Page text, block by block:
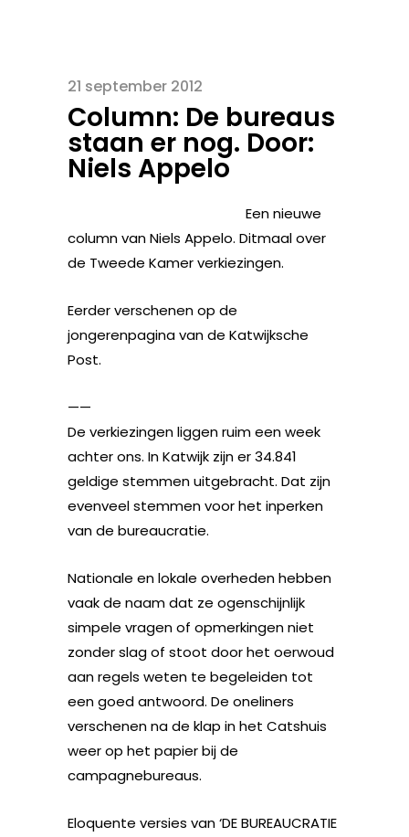
21 september 2012
Column: De bureaus
staan er nog. Door:
Niels Appelo
Een nieuwe
column van Niels Appelo. Ditmaal over
de Tweede Kamer verkiezingen.
Eerder verschenen op de
jongerenpagina van de Katwijksche
Post.
——
De verkiezingen liggen ruim een week
achter ons. In Katwijk zijn er 34.841
geldige stemmen uitgebracht. Dat zijn
evenveel stemmen voor het inperken
van de bureaucratie.
Nationale en lokale overheden hebben
vaak de naam dat ze ogenschijnlijk
simpele vragen of opmerkingen niet
zonder slag of stoot door het oerwoud
aan regels weten te begeleiden tot
een goed antwoord. De oneliners
verschenen na de klap in het Catshuis
weer op het papier bij de
campagnebureaus.
Eloquente versies van ‘DE BUREAUCRATIE